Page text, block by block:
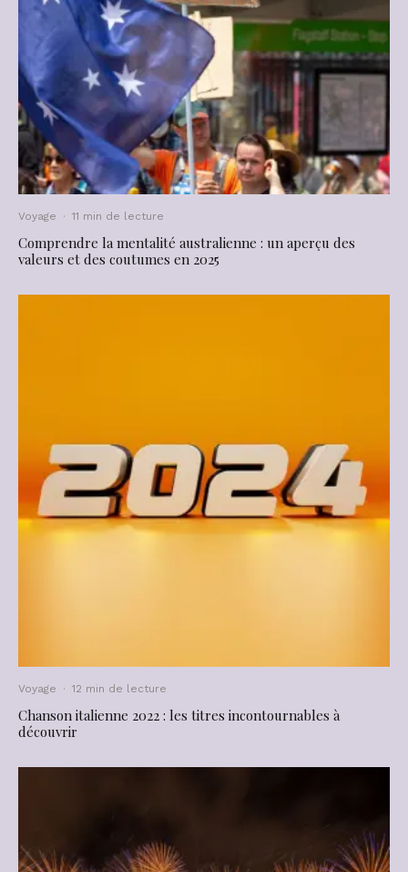
Voyage · 11 min de lecture
Comprendre la mentalité australienne : un aperçu des
valeurs et des coutumes en 2025
Voyage · 12 min de lecture
Chanson italienne 2022 : les titres incontournables à
découvrir